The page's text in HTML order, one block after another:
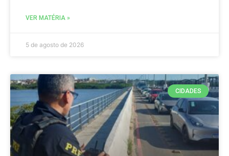
VER MATÉRIA »
5 de agosto de 2026
CIDADES